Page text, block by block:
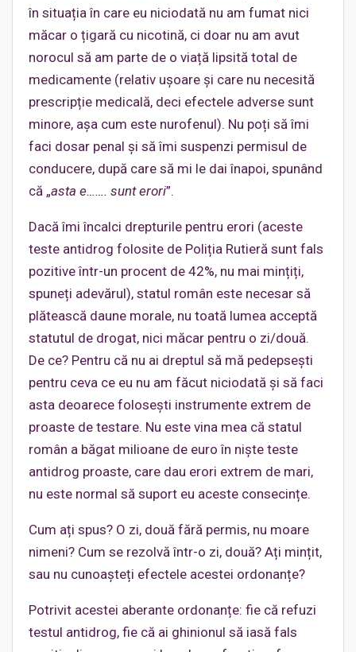
în situația în care eu niciodată nu am fumat nici
măcar o țigară cu nicotină, ci doar nu am avut
norocul să am parte de o viață lipsită total de
medicamente (relativ ușoare și care nu necesită
prescripție medicală, deci efectele adverse sunt
minore, așa cum este nurofenul). Nu poți să îmi
faci dosar penal și să îmi suspenzi permisul de
conducere, după care să mi le dai înapoi, spunând
că „asta e……. sunt erori”.
Dacă îmi încalci drepturile pentru erori (aceste
teste antidrog folosite de Poliția Rutieră sunt fals
pozitive într-un procent de 42%, nu mai mințiți,
spuneți adevărul), statul român este necesar să
plătească daune morale, nu toată lumea acceptă
statutul de drogat, nici măcar pentru o zi/două.
De ce? Pentru că nu ai dreptul să mă pedepsești
pentru ceva ce eu nu am făcut niciodată și să faci
asta deoarece folosești instrumente extrem de
proaste de testare. Nu este vina mea că statul
român a băgat milioane de euro în niște teste
antidrog proaste, care dau erori extrem de mari,
nu este normal să suport eu aceste consecințe.
Cum ați spus? O zi, două fără permis, nu moare
nimeni? Cum se rezolvă într-o zi, două? Ați mințit,
sau nu cunoașteți efectele acestei ordonanțe?
Potrivit acestei aberante ordonanțe: fie că refuzi
testul antidrog, fie că ai ghinionul să iasă fals